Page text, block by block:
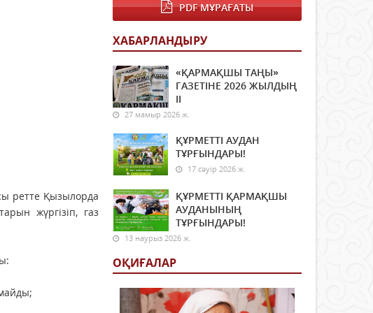
ретте Қызылорда
жүргізіп, газ
PDF МҰРАҒАТЫ
ХАБАРЛАНДЫРУ
«ҚАРМАҚШЫ ТАҢЫ»
ГАЗЕТІНЕ 2026 ЖЫЛДЫҢ
ІI
27 мамыр 2026 ж.
ҚҰРМЕТТІ АУДАН
ТҰРҒЫНДАРЫ!
17 сәуір 2026 ж.
ҚҰРМЕТТІ ҚАРМАҚШЫ
АУДАНЫНЫҢ
ТҰРҒЫНДАРЫ!
13 наурыз 2026 ж.
ОҚИҒАЛАР